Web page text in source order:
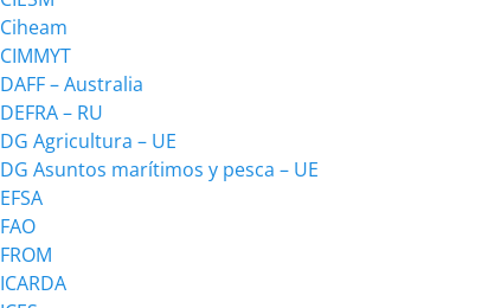
Ciheam
CIMMYT
DAFF – Australia
DEFRA – RU
DG Agricultura – UE
DG Asuntos marítimos y pesca – UE
EFSA
FAO
FROM
ICARDA